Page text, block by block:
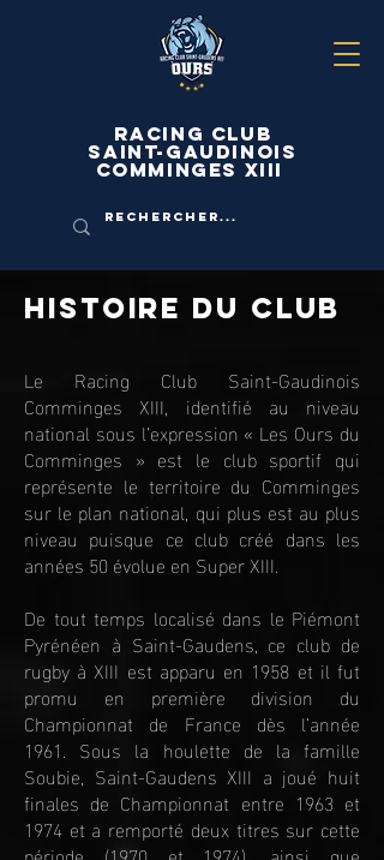
Racing Club
Saint-Gaudinois
Comminges Xiii
histoire du club
Le Racing Club Saint-Gaudinois
Comminges XIII, identifié au niveau
national sous l’expression « Les Ours du
Comminges » est le club sportif qui
représente le territoire du Comminges
sur le plan national, qui plus est au plus
niveau puisque ce club créé dans les
années 50 évolue en Super XIII.
De tout temps localisé dans le Piémont
Pyrénéen à Saint-Gaudens, ce club de
rugby à XIII est apparu en 1958 et il fut
promu en première division du
Championnat de France dès l’année
1961. Sous la houlette de la famille
Soubie, Saint-Gaudens XIII a joué huit
finales de Championnat entre 1963 et
1974 et a remporté deux titres sur cette